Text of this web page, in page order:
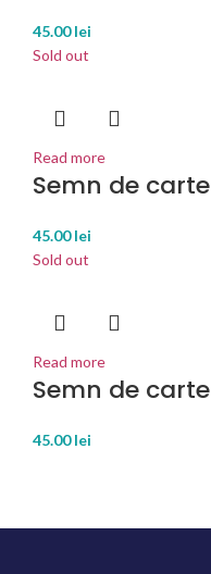
45.00lei
Sold out
Read more
Semn de carte
45.00lei
Sold out
Read more
Semn de carte
45.00lei